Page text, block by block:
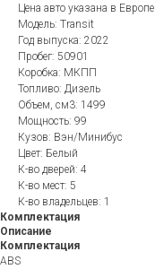
Цена авто указана в Европе
Модель: Transit
Год выпуска: 2022
Пробег: 50901
Коробка: МКПП
Топливо: Дизель
Объем, см3: 1499
Мощность: 99
Кузов: Вэн/Минибус
Цвет: Белый
К-во дверей: 4
К-во мест: 5
К-во владельцев: 1
Комплектация
Описание
Комплектация
ABS